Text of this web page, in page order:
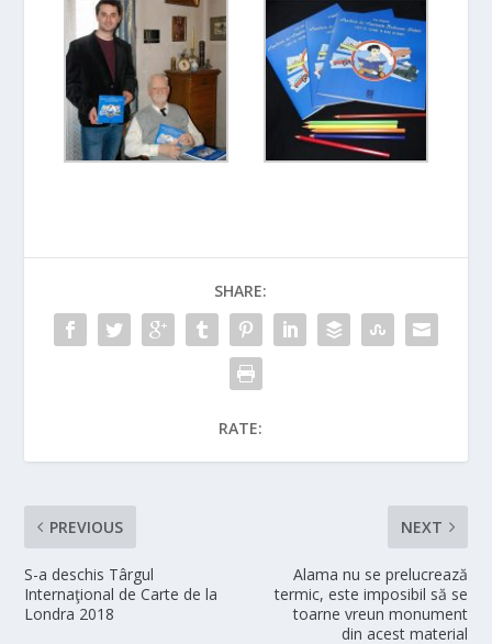
SHARE:
RATE:
PREVIOUS
S-a deschis Târgul
Internaţional de Carte de la
Londra 2018
NEXT
Alama nu se prelucrează
termic, este imposibil să se
toarne vreun monument
din acest material